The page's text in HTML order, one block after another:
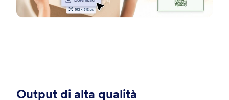
Output di alta qualità